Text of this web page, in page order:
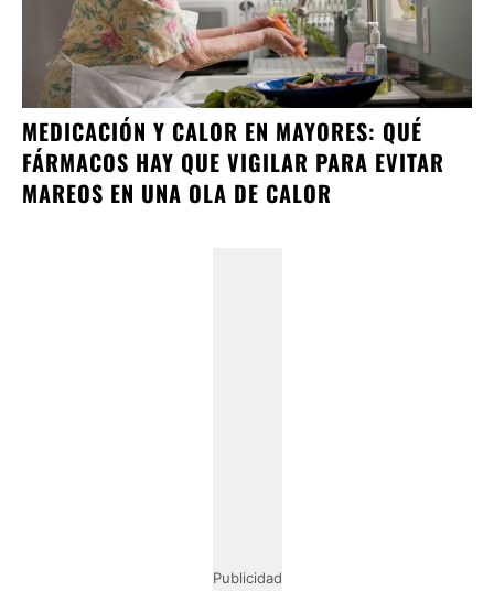
MEDICACIÓN Y CALOR EN MAYORES: QUÉ
FÁRMACOS HAY QUE VIGILAR PARA EVITAR
MAREOS EN UNA OLA DE CALOR
Publicidad